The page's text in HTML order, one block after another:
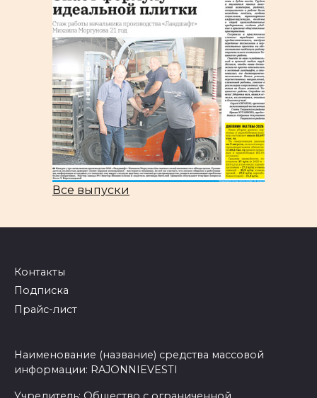
Все выпуски
Контакты
Подписка
Прайс-лист
Наименование (название) средства массовой
информации: RAJONNIEVESTI